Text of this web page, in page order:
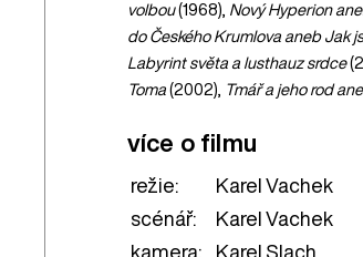
volbou(1968), Nový Hyperion
do Českého Krumlova aneb Jak
Labyrint světa a lusthauz srdce
Toma(2002), Tmář a jeho rod
více o filmu
režie:
Karel Vachek
scénář:
Karel Vachek
kamera:
Karel Slach